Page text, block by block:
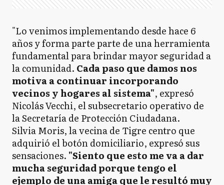
"Lo venimos implementando desde hace 6
años y forma parte parte de una herramienta
fundamental para brindar mayor seguridad a
la comunidad. Cada paso que damos nos
motiva a continuar incorporando
vecinos y hogares al sistema", expresó
Nicolás Vecchi, el subsecretario operativo de
la Secretaría de Protección Ciudadana.
Silvia Moris, la vecina de Tigre centro que
adquirió el botón domiciliario, expresó sus
sensaciones. "Siento que esto me va a dar
mucha seguridad porque tengo el
ejemplo de una amiga que le resultó muy